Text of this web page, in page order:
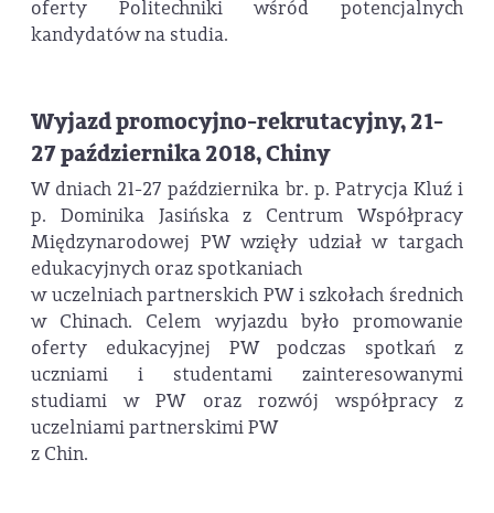
oferty Politechniki wśród potencjalnych
kandydatów na studia.
Wyjazd promocyjno-rekrutacyjny, 21-
27 października 2018, Chiny
W dniach 21-27 października br. p. Patrycja Kluź i
p. Dominika Jasińska z Centrum Współpracy
Międzynarodowej PW wzięły udział w targach
edukacyjnych oraz spotkaniach
w uczelniach partnerskich PW i szkołach średnich
w Chinach. Celem wyjazdu było promowanie
oferty edukacyjnej PW podczas spotkań z
uczniami i studentami zainteresowanymi
studiami w PW oraz rozwój współpracy z
uczelniami partnerskimi PW
z Chin.